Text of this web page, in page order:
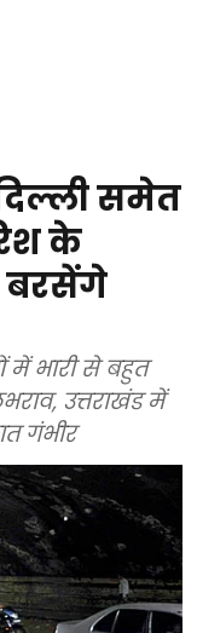
समेत
के
बरसेंगे
में भारी से बहुत
उत्तराखंड में
गंभीर